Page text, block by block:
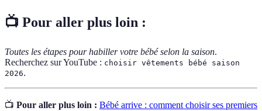
📺 Pour aller plus loin :
Toutes les étapes pour habiller votre bébé selon la saison.
Recherchez sur YouTube : choisir vêtements bébé saison
2026.
📺 Pour aller plus loin : Bébé arrive : comment choisir ses premiers